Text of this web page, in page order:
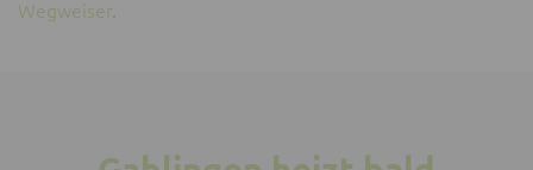
Wegweiser.